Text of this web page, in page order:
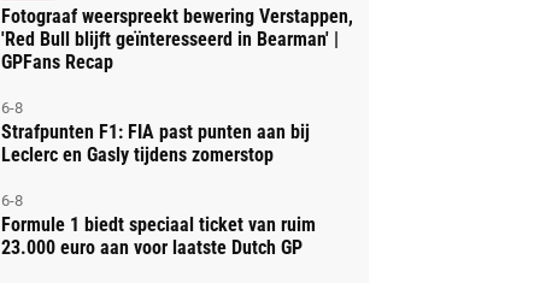
Fotograaf weerspreekt bewering Verstappen,
'Red Bull blijft geïnteresseerd in Bearman' |
GPFans Recap
6-8
Strafpunten F1: FIA past punten aan bij
Leclerc en Gasly tijdens zomerstop
6-8
Formule 1 biedt speciaal ticket van ruim
23.000 euro aan voor laatste Dutch GP